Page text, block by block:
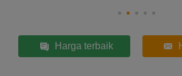
Harga terbaik